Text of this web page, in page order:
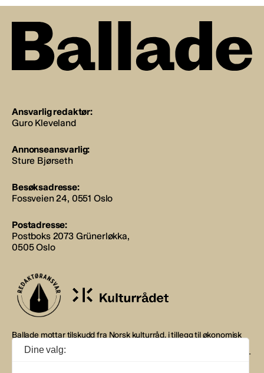
Ansvarlig redaktør:
Guro Kleveland
Annonseansvarlig:
Sture Bjørseth
Besøksadresse:
Fossveien 24, 0551 Oslo
Postadresse:
Postboks 2073 Grünerløkka,
0505 Oslo
Ballade mottar tilskudd fra Norsk kulturråd, i tillegg til økonomisk
støtte fra eierne NOPA, Norsk komponistforening og
Musikkforleggerne. Ballade drives etter Redaktør- og Vær Varsom-
Dine valg: